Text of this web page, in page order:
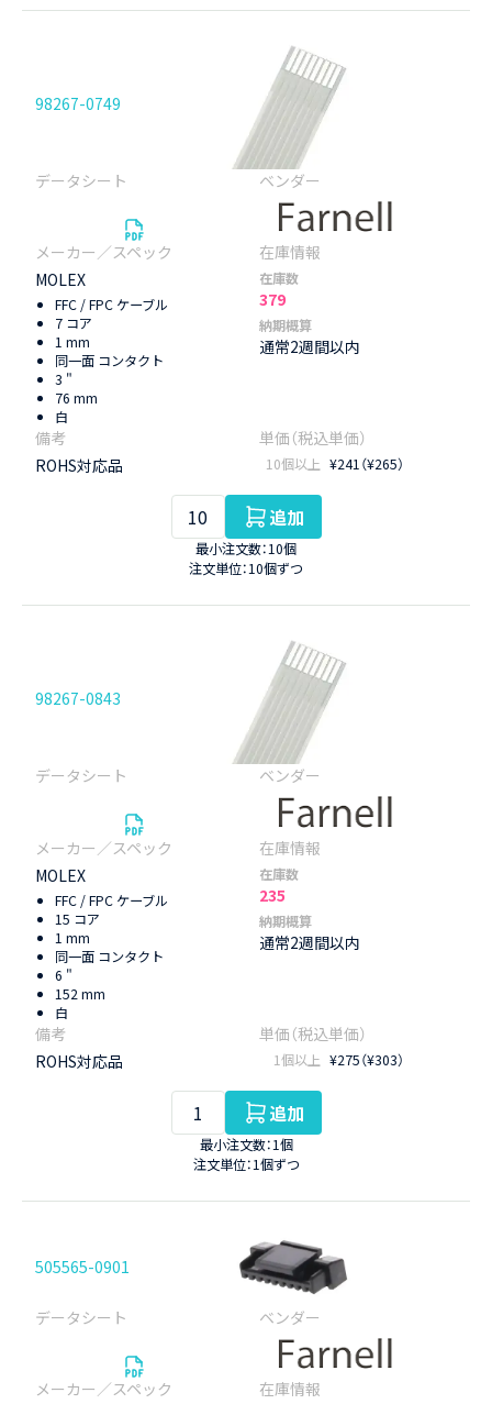
98267-0749
MOLEX
FFC / FPC ケーブル
7 コア
1 mm
同一面 コンタクト
3 "
76 mm
白
在庫数
379
納期概算
通常2週間以内
ROHS対応品 10個以上 ¥241（¥265）
追加
最小注文数：10個
注文単位：10個ずつ
98267-0843
MOLEX
FFC / FPC ケーブル
15 コア
1 mm
同一面 コンタクト
6 "
152 mm
白
在庫数
235
納期概算
通常2週間以内
ROHS対応品 1個以上 ¥275（¥303）
追加
最小注文数：1個
注文単位：1個ずつ
505565-0901